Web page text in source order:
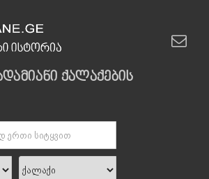
ქალაქების